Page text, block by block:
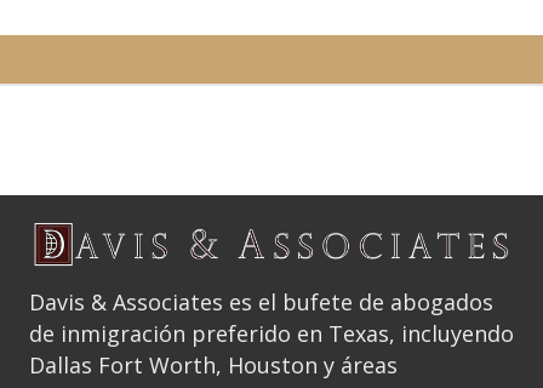
Davis & Associates es el bufete de abogados
de inmigración preferido en Texas, incluyendo
Dallas Fort Worth, Houston y áreas